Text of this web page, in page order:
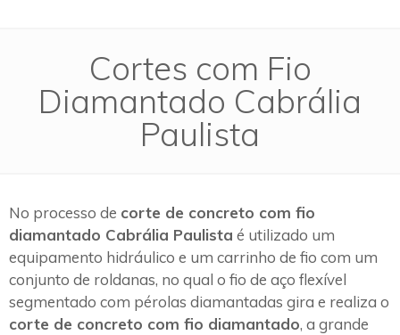
Cortes com Fio
Diamantado Cabrália
Paulista
No processo de corte de concreto com fio
diamantado Cabrália Paulista é utilizado um
equipamento hidráulico e um carrinho de fio com um
conjunto de roldanas, no qual o fio de aço flexível
segmentado com pérolas diamantadas gira e realiza o
corte de concreto com fio diamantado, a grande